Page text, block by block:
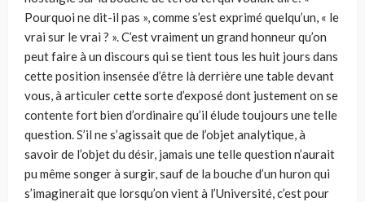
Pourquoi ne dit-il pas », comme s’est exprimé quelqu’un, « le
vrai sur le vrai ? ». C’est vraiment un grand honneur qu’on
peut faire à un discours qui se tient tous les huit jours dans
cette position insensée d’être là derrière une table devant
vous, à articuler cette sorte d’exposé dont justement on se
contente fort bien d’ordinaire qu’il élude toujours une telle
question. S’il ne s’agissait que de l’objet analytique, à
savoir de l’objet du désir, jamais une telle question n’aurait
pu même songer à surgir, sauf de la bouche d’un huron qui
s’imaginerait que lorsqu’on vient à l’Université, c’est pour